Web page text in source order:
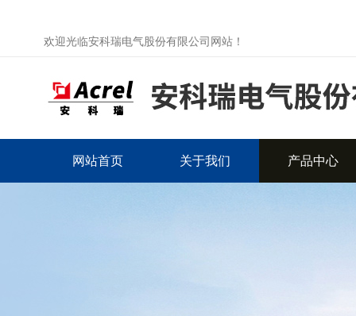
欢迎光临安科瑞电气股份有限公司网站！
网站首页 关于我们 产品中心